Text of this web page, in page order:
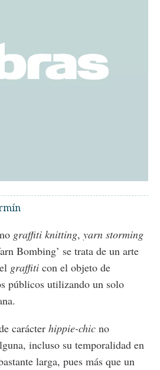
graffiti knitting, yarn storming
Bombing’ se trata de un arte
graffiti con el objeto de
públicos utilizando un solo
carácter hippie-chic no
incluso su temporalidad en
larga, pues más que un